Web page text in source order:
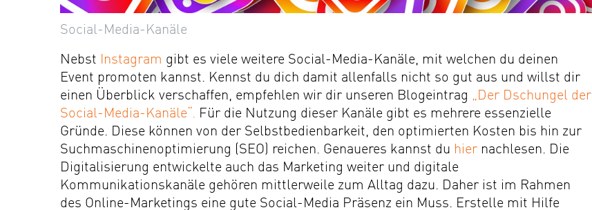
Social-Media-Kanäle
Nebst Instagram gibt es viele weitere Social-Media-Kanäle, mit welchen du deinen
Event promoten kannst. Kennst du dich damit allenfalls nicht so gut aus und willst dir
einen Überblick verschaffen, empfehlen wir dir unseren Blogeintrag „Der Dschungel der
Social-Media-Kanäle“. Für die Nutzung dieser Kanäle gibt es mehrere essenzielle
Gründe. Diese können von der Selbstbedienbarkeit, den optimierten Kosten bis hin zur
Suchmaschinenoptimierung (SEO) reichen. Genaueres kannst du hier nachlesen. Die
Digitalisierung entwickelte auch das Marketing weiter und digitale
Kommunikationskanäle gehören mittlerweile zum Alltag dazu. Daher ist im Rahmen
des Online-Marketings eine gute Social-Media Präsenz ein Muss. Erstelle mit Hilfe